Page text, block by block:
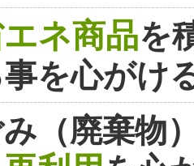
ネ商品を
を心がけ
み（廃棄物